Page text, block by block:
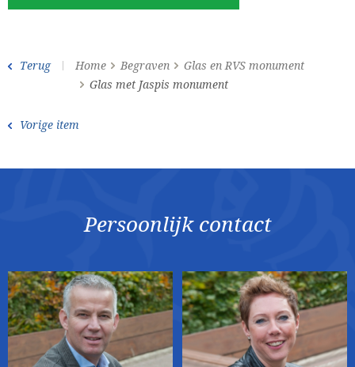
Terug Home Begraven
Glas en RVS monument
Glas met Jaspis monument
Vorige item
Persoonlijk contact